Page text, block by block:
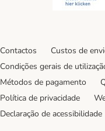
Contactos Custos de
Condições gerais de
Métodos de pagamento
Política de privacidade
Declaração de acessibilidade